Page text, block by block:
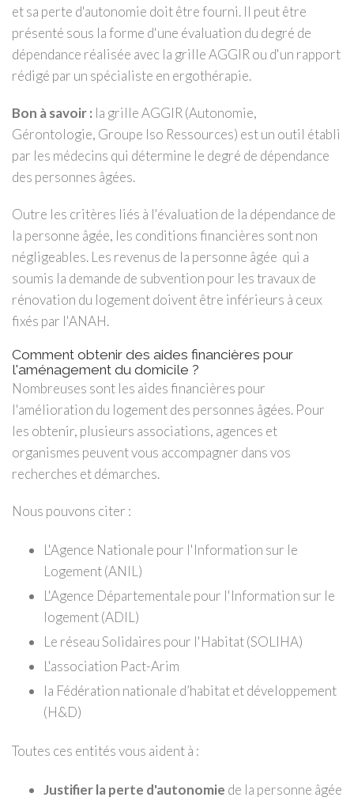
et sa perte d'autonomie doit être fourni. Il peut être
présenté sous la forme d'une évaluation du degré de
dépendance réalisée avec la grille AGGIR ou d'un rapport
rédigé par un spécialiste en ergothérapie.
Bon à savoir : la grille AGGIR (Autonomie,
Gérontologie, Groupe Iso Ressources) est un outil établi
par les médecins qui détermine le degré de dépendance
des personnes âgées.
Outre les critères liés à l'évaluation de la dépendance de
la personne âgée, les conditions financières sont non
négligeables. Les revenus de la personne âgée qui a
soumis la demande de subvention pour les travaux de
rénovation du logement doivent être inférieurs à ceux
fixés par l'ANAH.
Comment obtenir des aides financières pour
l'aménagement du domicile ?
Nombreuses sont les aides financières pour
l'amélioration du logement des personnes âgées. Pour
les obtenir, plusieurs associations, agences et
organismes peuvent vous accompagner dans vos
recherches et démarches.
Nous pouvons citer :
L'Agence Nationale pour l'Information sur le
Logement (ANIL)
L'Agence Départementale pour l'Information sur le
logement (ADIL)
Le réseau Solidaires pour l'Habitat (SOLIHA)
L'association Pact-Arim
la Fédération nationale d’habitat et développement
(H&D)
Toutes ces entités vous aident à :
Justifier la perte d'autonomie de la personne âgée